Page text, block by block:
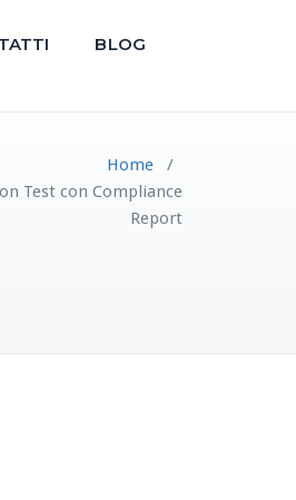
BLOG
Home /
Test con Compliance
Report